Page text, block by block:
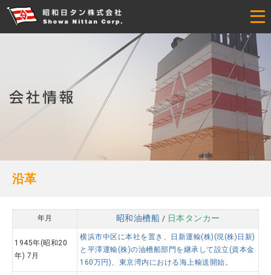
沿革
年月 昭和油槽船 / 日本タンカー
1945年(昭和20
年) 7月
横浜市中区に本社を置き、日新運輸(株)(現(株)日新)
と平澤運輸(株)の油槽船部門を継承して設立(資本金
160万円)、東京湾内における海上輸送開始。